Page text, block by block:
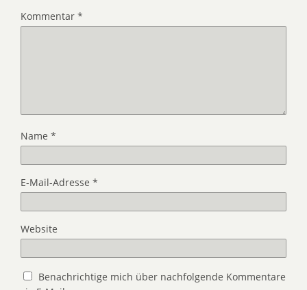
Kommentar *
Name *
E-Mail-Adresse *
Website
Benachrichtige mich über nachfolgende Kommentare